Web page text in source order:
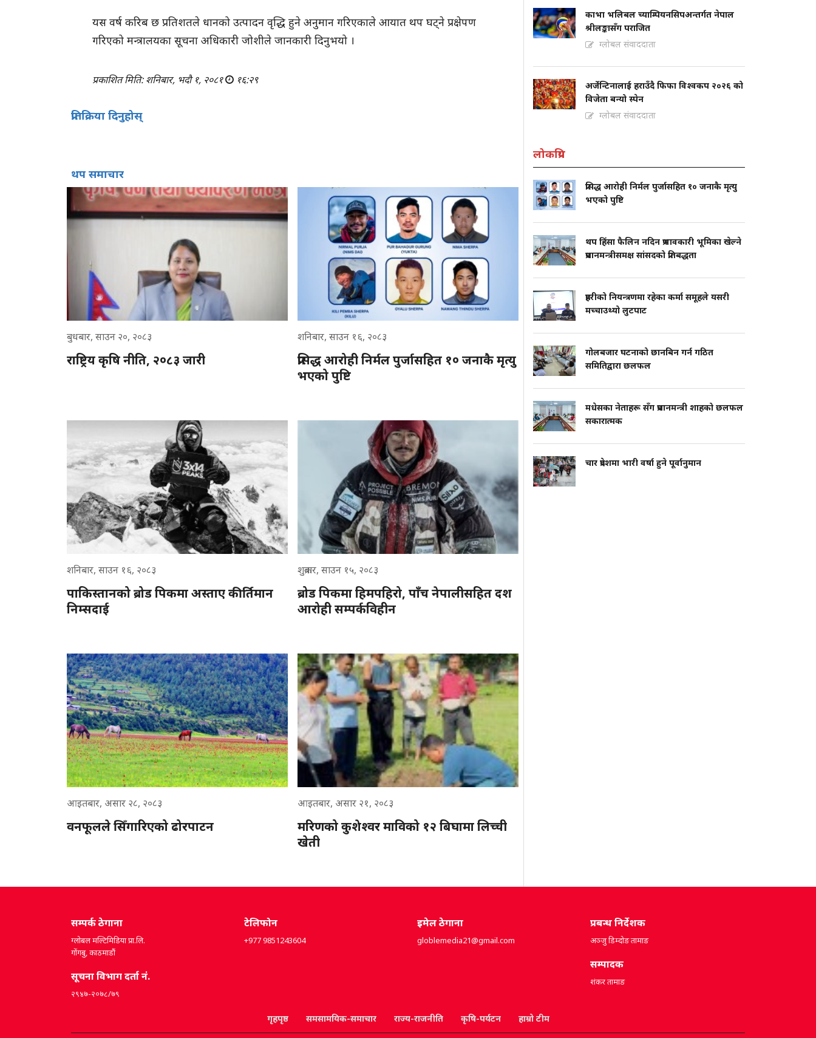
यस वर्ष करिब छ प्रतिशतले धानको उत्पादन वृद्धि हुने अनुमान गरिएकाले आयात थप घट्ने प्रक्षेपण
गरिएको मन्त्रालयका सूचना अधिकारी जोशीले जानकारी दिनुभयो ।
प्रकाशित मिति: शनिबार, भदौ १, २०८१ १६:२९
प्रतिक्रिया दिनुहोस्
थप समाचार
बुधबार, साउन २०, २०८३
राष्ट्रिय कृषि नीति, २०८३ जारी
शनिबार, साउन १६, २०८३
प्रसिद्ध आरोही निर्मल पुर्जासहित १० जनाकै मृत्यु
भएको पुष्टि
शनिबार, साउन १६, २०८३
पाकिस्तानको ब्रोड पिकमा अस्ताए कीर्तिमान
निम्सदाई
शुक्रबार, साउन १५, २०८३
ब्रोड पिकमा हिमपहिरो, पाँच नेपालीसहित दश
आरोही सम्पर्कविहीन
आइतबार, असार २८, २०८३
वनफूलले सिँगारिएको ढोरपाटन
आइतबार, असार २१, २०८३
मरिणको कुशेश्वर माविको १२ बिघामा लिच्ची
खेती
काभा भलिबल च्याम्पियनसिपअन्तर्गत नेपाल
श्रीलङ्कासँग पराजित
ग्लोबल संवाददाता
अर्जेन्टिनालाई हराउँदै फिफा विश्वकप २०२६ को
विजेता बन्यो स्पेन
ग्लोबल संवाददाता
लोकप्रिय
प्रसिद्ध आरोही निर्मल पुर्जासहित १० जनाकै मृत्यु
भएको पुष्टि
थप हिंसा फैलिन नदिन प्रभावकारी भूमिका खेल्ने
प्रधानमन्त्रीसमक्ष सांसदको प्रतिबद्धता
प्रहरीको नियन्त्रणमा रहेका कर्मा समूहले यसरी
मच्चाउथ्यो लुटपाट
गोलबजार घटनाको छानबिन गर्न गठित
समितिद्वारा छलफल
मधेसका नेताहरू सँग प्रधानमन्त्री शाहको छलफल
सकारात्मक
चार प्रदेशमा भारी वर्षा हुने पूर्वानुमान
सम्पर्क ठेगाना
ग्लोबल मल्टिमिडिया प्रा.लि.
गोंगबु, काठमाडौं
सूचना विभाग दर्ता नं.
२९४७-२०७८/७९
टेलिफोन
+977 9851243604
इमेल ठेगाना
globlemedia21@gmail.com
प्रबन्ध निर्देशक
अञ्जु डिम्दोङ तामाङ
सम्पादक
शंकर तामाङ
गृहपृष्ठ समसामयिक-समाचार राज्य-राजनीति कृषि-पर्यटन हाम्रो टीम